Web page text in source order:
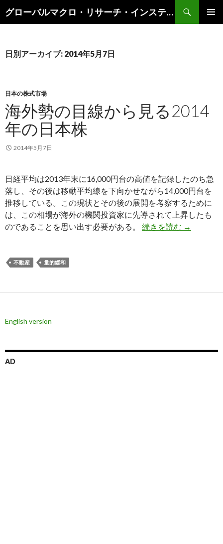
グローバルマクロ・リサーチ・インスティテュート
索
ン
キ
ッ
プ
日別アーカイブ: 2014年5月7日
日本の株式市場
海外勢の目線から見る2014
年の日本株
2014年5月7日
日経平均は2013年末に16,000円台の高値を記録したのち急
落し、その後は移動平均線を下向かせながら14,000円台を
推移している。この現状とその後の展開を考察するために
は、この相場が海外の機関投資家に先導されて上昇したも
のであることを思い出す必要がある。 続きを読む 海外勢の
→
不動産 量的緩和
English version
AD